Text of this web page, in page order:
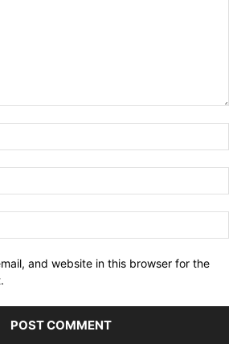
and website in this browser for the